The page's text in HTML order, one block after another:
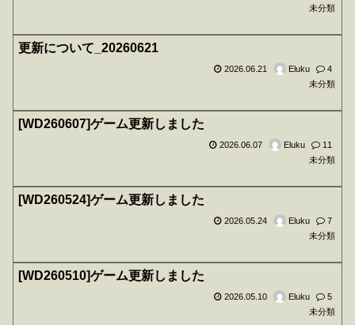
未分類
更新について_20260621
2026.06.21 Eluku
4
未分類
[WD260607]ゲーム更新しました
2026.06.07 Eluku
11
未分類
[WD260524]ゲーム更新しました
2026.05.24 Eluku
7
未分類
[WD260510]ゲーム更新しました
2026.05.10 Eluku
5
未分類